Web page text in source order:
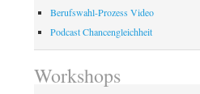
Berufswahl-Prozess Video
Podcast Chancengleichheit
Workshops